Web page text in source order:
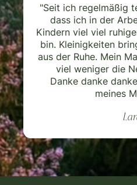
"Seit ich regelmäßig
dass ich in der
Kindern viel viel
bin. Kleinigkeiten
aus der Ruhe. Mein
viel weniger die
Danke danke
meines